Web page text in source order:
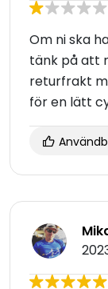
Om ni ska
tänk på att
returfrakt
för en lätt